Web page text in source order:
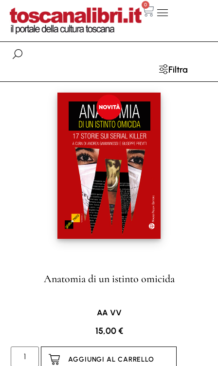
0
Filtra
Anatomia di un istinto omicida
AA VV
15,00€
AGGIUNGI AL CARRELLO